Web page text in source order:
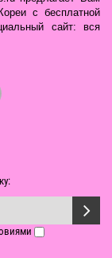
с бесплатной
сайт: вся